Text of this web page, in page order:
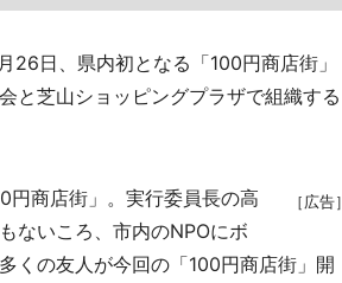
日、県内初となる「100円商店街」
と芝山ショッピングプラザで組織する
［広告］
商店街」。実行委員長の高
ないころ、市内のNPOにボ
くの友人が今回の「100円商店街」開